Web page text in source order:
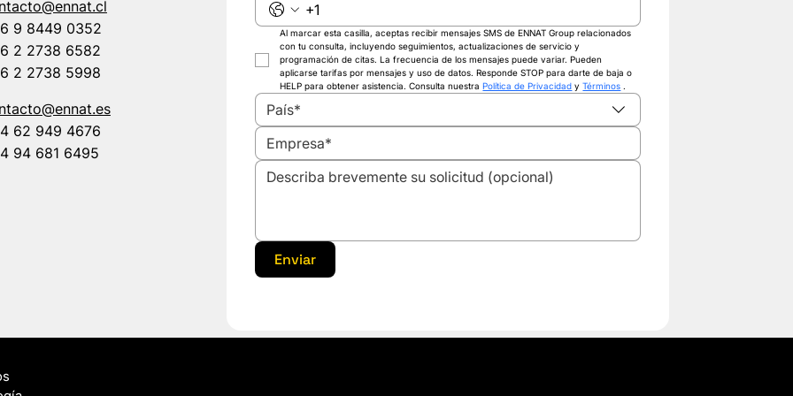
9 8449 0352
2 2738 6582
2 2738 5998
62 949 4676
94 681 6495
Al marcar esta casilla, aceptas recibir mensajes SMS de ENNAT Group relacionados
con tu consulta, incluyendo seguimientos, actualizaciones de servicio y
programación de citas. La frecuencia de los mensajes puede variar. Pueden
aplicarse tarifas por mensajes y uso de datos. Responde STOP para darte de baja o
HELP para obtener asistencia. Consulta nuestra Política de Privacidad y Términos .
País*
Enviar